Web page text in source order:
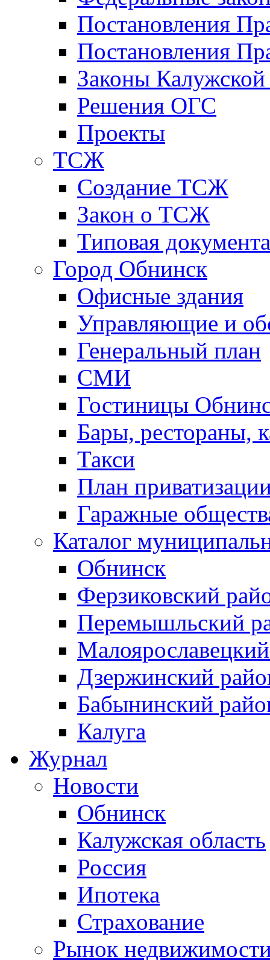
Постановления
Постановления
Законы Калужской
Решения ОГС
Проекты
ТСЖ
Создание ТСЖ
Закон о ТСЖ
Типовая
Город Обнинск
Офисные здания
Управляющие и
Генеральный план
СМИ
Гостиницы
Бары, рестораны,
Такси
План
Гаражные
Каталог
Обнинск
Ферзиковский
Перемышльский
Дзержинский
Бабынинский
Калуга
Журнал
Новости
Обнинск
Калужская область
Россия
Ипотека
Страхование
Рынок